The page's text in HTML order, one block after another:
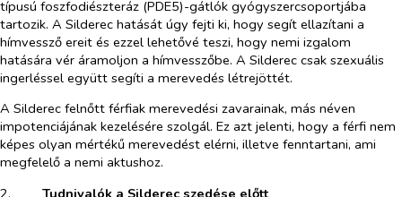
típusú foszfodiészteráz (PDE5)-gátlók gyógyszercsoportjába
tartozik. A Silderec hatását úgy fejti ki, hogy segít ellazítani a
hímvessző ereit és ezzel lehetővé teszi, hogy nemi izgalom
hatására vér áramoljon a hímvesszőbe. A Silderec csak szexuális
ingerléssel együtt segíti a merevedés létrejöttét.
A Silderec felnőtt férfiak merevedési zavarainak, más néven
impotenciájának kezelésére szolgál. Ez azt jelenti, hogy a férfi nem
képes olyan mértékű merevedést elérni, illetve fenntartani, ami
megfelelő a nemi aktushoz.
2.​
Tudnivalók a Silderec szedése előtt